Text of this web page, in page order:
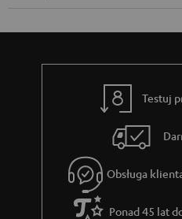
Testuj
Obsługa
Ponad 45 lat